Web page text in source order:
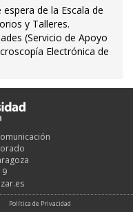
de la Escala de
y Talleres.
(Servicio de Apoyo
Electrónica de
Política de Privacidad